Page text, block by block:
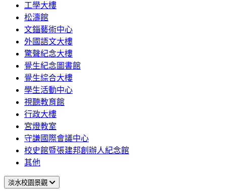
工學大樓
松濤館
文錙藝術中心
外國語文大樓
驚聲紀念大樓
覺生紀念圖書館
覺生綜合大樓
學生活動中心
視聽教育館
行政大樓
宮燈教室
守謙國際會議中心
校史館暨張建邦創辦人紀念館
其他
淡水校園景觀